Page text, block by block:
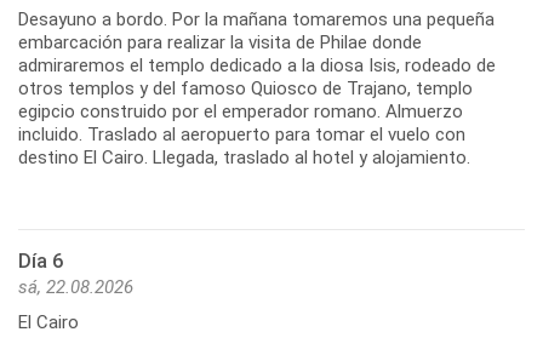
Desayuno a bordo. Por la mañana tomaremos una pequeña
embarcación para realizar la visita de Philae donde
admiraremos el templo dedicado a la diosa Isis, rodeado de
otros templos y del famoso Quiosco de Trajano, templo
egipcio construido por el emperador romano. Almuerzo
incluido. Traslado al aeropuerto para tomar el vuelo con
destino El Cairo. Llegada, traslado al hotel y alojamiento.
Día 6
sá, 22.08.2026
El Cairo